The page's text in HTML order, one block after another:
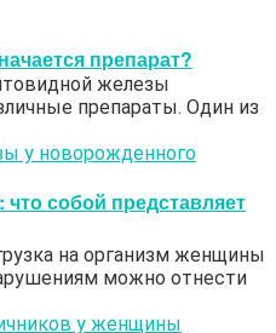
препарат?
железы
препараты. Один из
собой представляет
на организм женщины
можно отнести